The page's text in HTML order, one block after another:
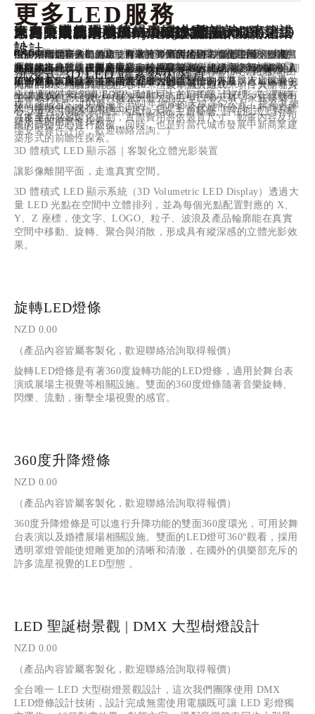
來自香港的環球貿易 LED大樓設計
「ICC聲光耀維港」是一個開創先河的LED燈光音樂表演，以絢
爛的維港為背景，配合音樂，於ICC大廈外牆交織出令人歎為觀
止的聲畫故事，帶出「心繫香港」的訊息，為香港投入正能量。
來自中國廣州的廣州塔「小蠻腰」LED建築
設計
又稱小蠻腰，坊間稱扭紋柴或針筒，海拔高程600米，距離珠江
南岸125米，整體高度達到610米（後削減天線10米），其中塔身
主體454米，天線桅杆146米。
來自美國紐約市的「帝國大廈」LED建築設
計
是位於美國紐約州紐約市曼哈頓第五大道350號、西33街與西34
街之間的一棟著名摩天大樓
樓高381公尺、103層，於1951年增添的天線高62公尺，提高其總
高度至443公尺
來自莫斯科的 Rossiya LED 建築大樓設計
LED燈雕建築入口軸線旋轉30度，周圍環繞著發光二極管覆蓋
的“褶皺”，形成一個長長的過程走廊/橋樑，進入電影院的中心翻
閱我們令人大跌眼鏡的圖片，令人難以置信的外觀。
來自中國喜來登 LED建築大樓設計
位於湖州的喜來登酒店，有著月亮酒店的別名，是中國第一家月
亮型水上建築，建築高度100米、寬度116米，使用了19000套
LED燈具來設計，並利用將近50台的燈光控制器及將近1200台的
訊號接收器來控制LED燈，如此巨大的LED設計規模，在夜晚有
如一輪明月倒映在太湖上。
來自中東的 YAS Marina 旅館LED設計
這個佔地面積達85,000平方米的500間客房的主要設計吸引力是
曲線網格外殼，覆蓋超過5,300個菱形鋼板，包含近5000個
RGBW LED燈具，由RDM協議控制。
世界上最高LED建築 Burj Khalifa 哈利法塔
展示來自世界各地的標誌性建築專業的輪廓。 輪廓會慢慢滾動，
讓觀眾第一次有機會看到選定的世界著名的建築物之間的高度真
正的差異，與哈利法塔高達828米的高度相比。
來自中國北京的LED景館建築設計
位於中國北京的街道上，有著一片巨大的LED牆面設計，點亮了
北京的夜晚，使夜間更添另一種趣味。
瀚海東風第一城LED大樓設計
“瀚海東風第一城”商業項目位於鄭州西北的高檔住宅區，整體由
九層的家庭體驗式購物中心和一座豪華酒店組成。項目大膽引入
了一系列創新元素：包括亞洲最大的巨型LED天幕，家庭娛樂中
心,大型空中噴泉廣場,室內風情水街,主題餐廳, 旨在形式上對傳
統的購物中心進行顛覆，同時，也是對當代城市發展中新商業建
築形式的前瞻性探索。
比利時的新港務局LED大樓 Havenhuis LED
設計
“瀚海東風第一城”商業項目位於鄭州西北的高檔住宅區，整體由
九層的家庭體驗式購物中心和一座豪華酒店組成。項目大膽引入
了一系列創新元素：包括亞洲最大的巨型LED天幕，家庭娛樂中
心,大型空中噴泉廣場,室內風情水街,主題餐廳, 旨在形式上對傳
統的購物中心進行顛覆，同時，也是對當代城市發展中新商業建
築形式的前瞻性探索。
更多LED服務
沉浸式 3D LED 體素藝術裝置
NZD 0.00
（本產品採客製化規劃，實際費用將依裝置尺寸、動畫內容及現
場安裝條件評估，歡迎聯絡洽詢。）
3D 體積式 LED 顯示器｜客製化立體光影裝置
讓影像離開平面，走進真實空間。
3D 體積式 LED 顯示系統（3D Volumetric LED Display）透過大
量 LED 光點在空間中立體排列，並為每個光點配置對應的 X、
Y、Z 座標，使文字、LOGO、粒子、波浪及產品輪廓能在真實
空間中移動、旋轉、聚合與消散，形成具有縱深感的立體光影效
果。
旋轉LED燈條
NZD 0.00
（產品內容皆屬客製化，歡迎聯絡洽詢取得報價）
旋轉LED燈條是有著360度旋轉功能的LED燈條，適用於舞台表
演或展場主視覺等相關設施。雙面的360度燈條隨著音樂旋轉、
閃爍、流動，衝擊全場視覺的感官。
360度升降燈條
NZD 0.00
（產品內容皆屬客製化，歡迎聯絡洽詢取得報價）
360度升降燈條是可以進行升降功能的雙面360度環光，可用於舞
台表演以及婚禮展場相關設施。雙面的LED燈可360°觀看，採用
透明罩燈管能使燈雕更加的清晰和清澈，在國外的俱樂部充斥的
許多流星視覺的LED型態 。
LED 聖誕樹景觀 | DMX 大型樹燈設計
NZD 0.00
（產品內容皆屬客製化，歡迎聯絡洽詢取得報價）
全台唯一 LED 大型樹燈景觀設計，這次我們團隊使用 DMX
LED燈條設計技術，設計完成無需使用電腦既可讓 LED 彩燈獨